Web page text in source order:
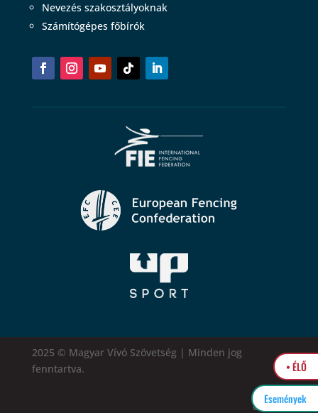
Nevezés szakosztályoknak
Számítógépes főbírók
2025 © Magyar Vívó Szövetség | Minden jog
fenntartva.
easytel
• ÉLŐ
Események